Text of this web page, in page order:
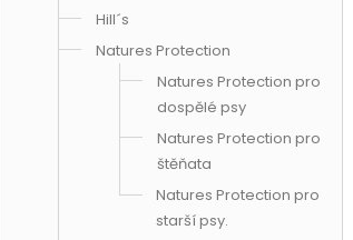
Hill´s
Natures Protection
Natures Protection pro
dospělé psy
Natures Protection pro
štěňata
Natures Protection pro
starší psy.